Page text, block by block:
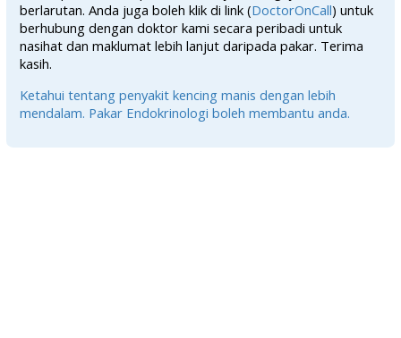
berlarutan. Anda juga boleh klik di link (DoctorOnCall) untuk
berhubung dengan doktor kami secara peribadi untuk
nasihat dan maklumat lebih lanjut daripada pakar. Terima
kasih.
Ketahui tentang penyakit kencing manis dengan lebih
mendalam. Pakar Endokrinologi boleh membantu anda.